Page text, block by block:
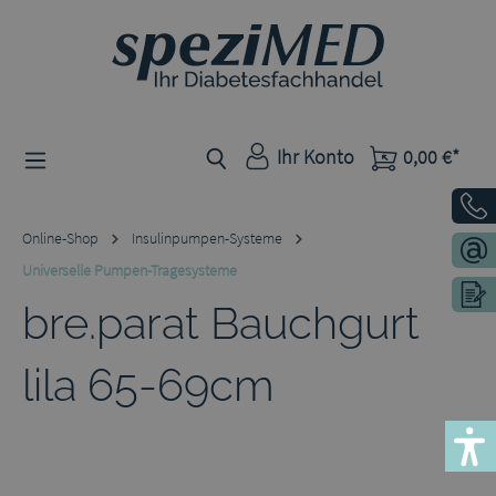
Zum Hauptinhalt springen
Ihr Konto 0,00 €*
Online-Shop
Insulinpumpen-Systeme
Universelle Pumpen-Tragesysteme
bre.parat Bauchgurt
lila 65-69cm